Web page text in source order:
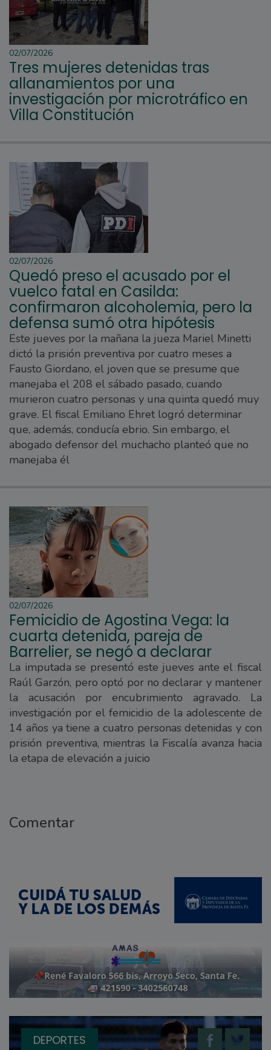
02/07/2026
Tres mujeres detenidas tras
allanamientos por una
investigación por microtráfico en
Villa Constitución
02/07/2026
Quedó preso el acusado por el
vuelco fatal en Casilda:
confirmaron alcoholemia, pero la
defensa sumó otra hipótesis
Este jueves por la mañana la jueza Mariel Minetti
dictó la prisión preventiva por cuatro meses a
Fausto Giordano, el joven que se presume que
manejaba el 208 el sábado pasado, cuando
murieron cuatro personas y una quinta quedó muy
grave. El fiscal Emiliano Ehret logró determinar
que, además, conducía ebrio. Sin embargo, el
abogado defensor del muchacho planteó que no
manejaba él
02/07/2026
Femicidio de Agostina Vega: la
cuarta detenida, pareja de
Barrelier, se negó a declarar
La imputada se presentó este jueves ante el fiscal
Raúl Garzón, pero optó por no declarar y mantener
la acusación por encubrimiento agravado. La
investigación por el femicidio de la adolescente de
14 años ya tiene a cuatro personas detenidas y con
prisión preventiva, mientras la Fiscalía avanza hacia
la etapa de elevación a juicio
Comentar
DEPORTES